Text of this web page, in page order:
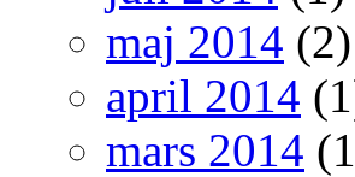
maj 2014 (2)
april 2014
mars 2014